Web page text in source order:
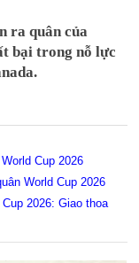
ra quân của
bại trong nỗ lực
Cup 2026
World Cup 2026
2026: Giao thoa